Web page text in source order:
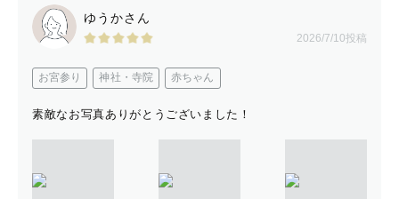
ゆうかさん
2026/7/10投稿
お宮参り 神社・寺院 赤ちゃん
素敵なお写真ありがとうございました！